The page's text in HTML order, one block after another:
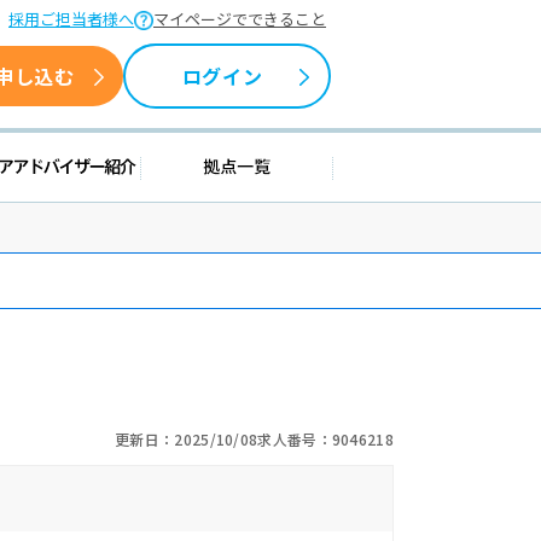
採用ご担当者様へ マイページでできること
し込む ログイン
情報 キャリアアドバイザー紹介拠点一覧
更新日：2025/10/08求人番号：9046218